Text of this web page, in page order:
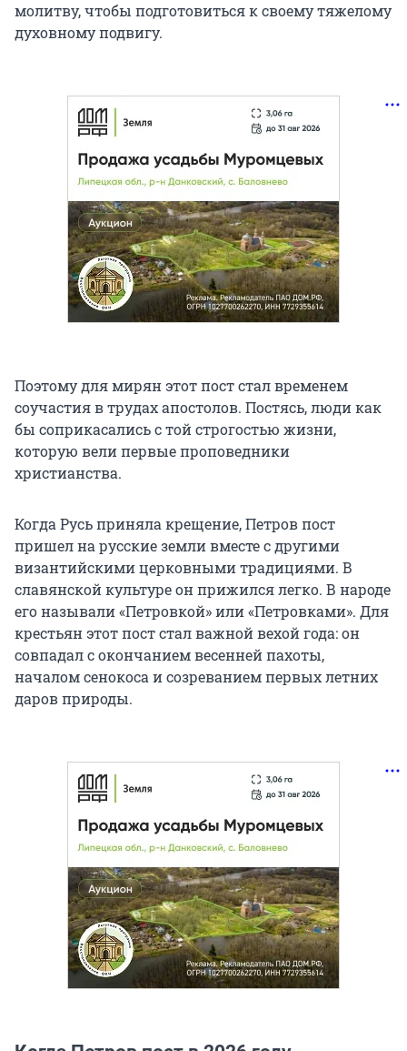
молитву, чтобы подготовиться к своему тяжелому
духовному подвигу.
Поэтому для мирян этот пост стал временем
соучастия в трудах апостолов. Постясь, люди как
бы соприкасались с той строгостью жизни,
которую вели первые проповедники
христианства.
Когда Русь приняла крещение, Петров пост
пришел на русские земли вместе с другими
византийскими церковными традициями. В
славянской культуре он прижился легко. В народе
его называли «Петровкой» или «Петровками». Для
крестьян этот пост стал важной вехой года: он
совпадал с окончанием весенней пахоты,
началом сенокоса и созреванием первых летних
даров природы.